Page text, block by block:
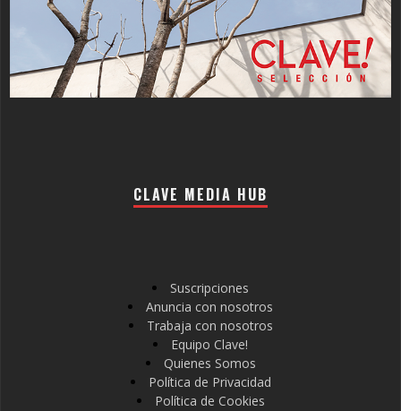
CLAVE MEDIA HUB
Suscripciones
Anuncia con nosotros
Trabaja con nosotros
Equipo Clave!
Quienes Somos
Política de Privacidad
Política de Cookies